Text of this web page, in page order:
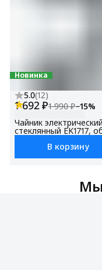
Новинка
5.0(12)
1 692 ₽1 990 ₽−15%
Чайник электрический
стеклянный EK1717,
1.7 л, мощность1850-
Вт, контроллер STRIX
В корзину
Мы